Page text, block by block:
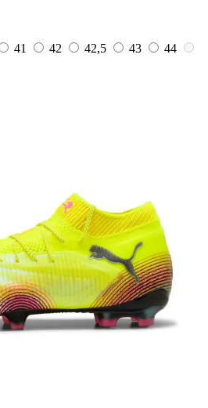
41 42 42,5 43
44